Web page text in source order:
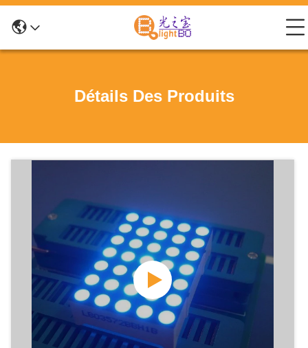
Détails Des Produits